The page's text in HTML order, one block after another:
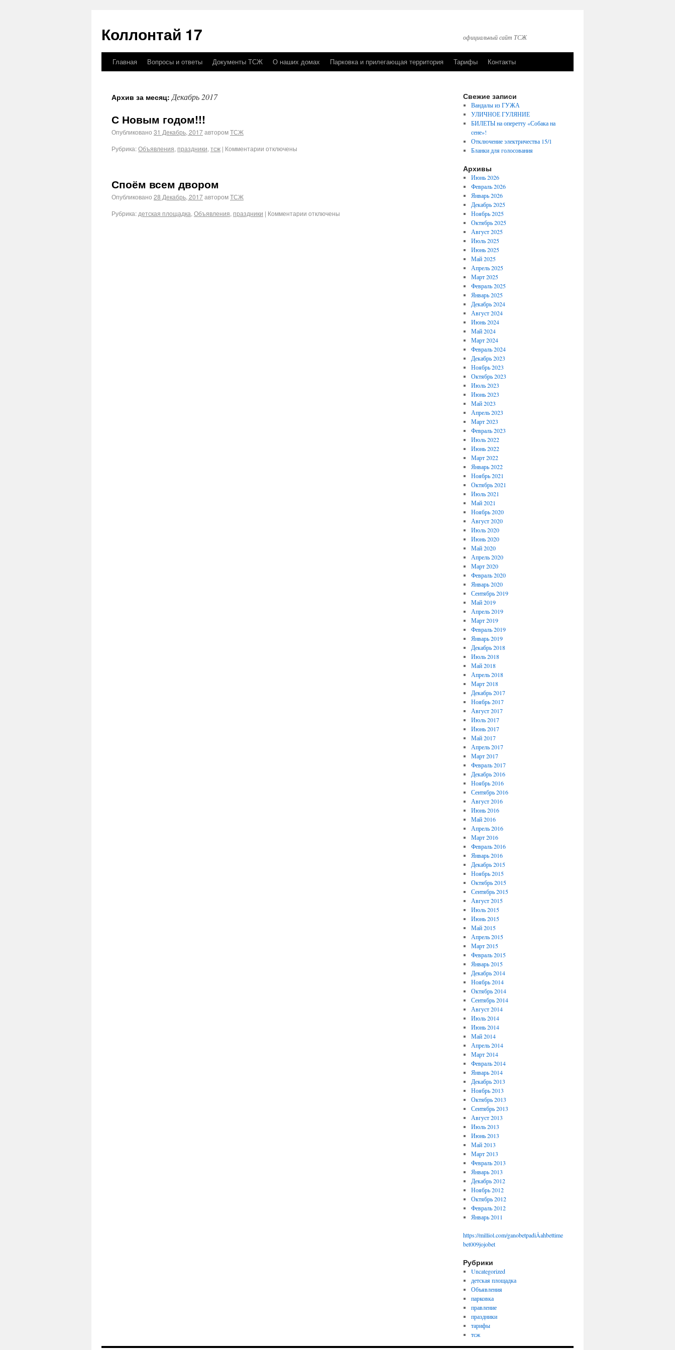
Коллонтай 17 официальный сайт ТСЖ
Главная Вопросы и ответы Документы ТСЖ О наших домах Парковка и прилегающая территория Тарифы Контакты
Архив за месяц:Декабрь 2017
С Новым годом!!!
Опубликовано 31 Декабрь, 2017авторомТСЖ
Рубрика:Объявления, праздники, тсж | Комментарии отключены
Споём всем двором
Опубликовано 28 Декабрь, 2017авторомТСЖ
Рубрика: детская площадка, Объявления, праздники | Комментарии отключены
Свежие записи
Вандалы из ГУЖА
УЛИЧНОЕ ГУЛЯНИЕ
БИЛЕТЫ на оперетту «Собака на
сене»!
Отключение электричества 15/1
Бланки для голосования
Архивы
Июнь 2026
Февраль 2026
Январь 2026
Декабрь 2025
Ноябрь 2025
Октябрь 2025
Август 2025
Июль 2025
Июнь 2025
Май 2025
Апрель 2025
Март 2025
Февраль 2025
Январь 2025
Декабрь 2024
Август 2024
Июнь 2024
Май 2024
Март 2024
Февраль 2024
Декабрь 2023
Ноябрь 2023
Октябрь 2023
Июль 2023
Июнь 2023
Май 2023
Апрель 2023
Март 2023
Февраль 2023
Июль 2022
Июнь 2022
Март 2022
Январь 2022
Ноябрь 2021
Октябрь 2021
Июль 2021
Май 2021
Ноябрь 2020
Август 2020
Июль 2020
Июнь 2020
Май 2020
Апрель 2020
Март 2020
Февраль 2020
Январь 2020
Сентябрь 2019
Май 2019
Апрель 2019
Март 2019
Февраль 2019
Январь 2019
Декабрь 2018
Июль 2018
Май 2018
Апрель 2018
Март 2018
Декабрь 2017
Ноябрь 2017
Август 2017
Июль 2017
Июнь 2017
Май 2017
Апрель 2017
Март 2017
Февраль 2017
Декабрь 2016
Ноябрь 2016
Сентябрь 2016
Август 2016
Июнь 2016
Май 2016
Апрель 2016
Март 2016
Февраль 2016
Январь 2016
Декабрь 2015
Ноябрь 2015
Октябрь 2015
Сентябрь 2015
Август 2015
Июль 2015
Июнь 2015
Май 2015
Апрель 2015
Март 2015
Февраль 2015
Январь 2015
Декабрь 2014
Ноябрь 2014
Октябрь 2014
Сентябрь 2014
Август 2014
Июль 2014
Июнь 2014
Май 2014
Апрель 2014
Март 2014
Февраль 2014
Январь 2014
Декабрь 2013
Ноябрь 2013
Октябрь 2013
Сентябрь 2013
Август 2013
Июль 2013
Июнь 2013
Май 2013
Март 2013
Февраль 2013
Январь 2013
Декабрь 2012
Ноябрь 2012
Октябрь 2012
Февраль 2012
Январь 2011
https://milliol.com/ganobetpadiÅahbettime
bet009jojobet
Рубрики
Uncategorized
детская площадка
Объявления
парковка
правление
праздники
тарифы
тсж